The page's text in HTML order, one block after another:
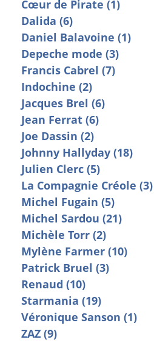
Cœur de Pirate (1)
Dalida (6)
Daniel Balavoine (1)
Depeche mode (3)
Francis Cabrel (7)
Indochine (2)
Jacques Brel (6)
Jean Ferrat (6)
Joe Dassin (2)
Johnny Hallyday (18)
Julien Clerc (5)
La Compagnie Créole (3)
Michel Fugain (5)
Michel Sardou (21)
Michèle Torr (2)
Mylène Farmer (10)
Patrick Bruel (3)
Renaud (10)
Starmania (19)
Véronique Sanson (1)
ZAZ (9)